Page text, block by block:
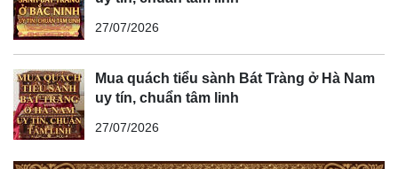
27/07/2026
Mua quách tiểu sành Bát Tràng ở Hà Nam
uy tín, chuẩn tâm linh
27/07/2026